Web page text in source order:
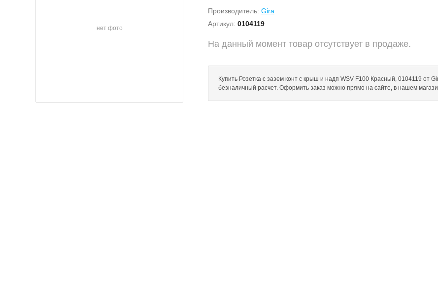
нет фото
Производитель: Gira
Артикул: 0104119
На данный момент товар отсутствует в продаже.
Купить Розетка с зазем конт с крыш и надп WSV F100 Красный, 0104119 от
безналичный расчет. Оформить заказ можно прямо на сайте, в нашем